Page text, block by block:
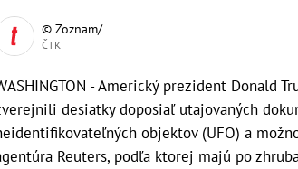
© Zoznam/
ČTK
- Americký prezident Donald
desiatky doposiaľ utajovaných
objektov (UFO) a
Reuters, podľa ktorej majú po